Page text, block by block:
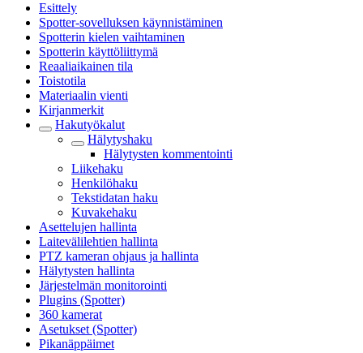
Esittely
Spotter-sovelluksen käynnistäminen
Spotterin kielen vaihtaminen
Spotterin käyttöliittymä
Reaaliaikainen tila
Toistotila
Materiaalin vienti
Kirjanmerkit
Hakutyökalut
Hälytyshaku
Hälytysten kommentointi
Liikehaku
Henkilöhaku
Tekstidatan haku
Kuvakehaku
Asettelujen hallinta
Laitevälilehtien hallinta
PTZ kameran ohjaus ja hallinta
Hälytysten hallinta
Järjestelmän monitorointi
Plugins (Spotter)
360 kamerat
Asetukset (Spotter)
Pikanäppäimet